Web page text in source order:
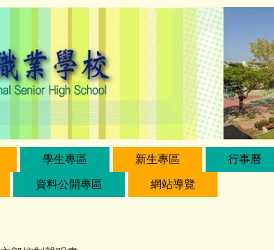
學生專區 新生專區 行事曆
資料公開專區 網站導覽